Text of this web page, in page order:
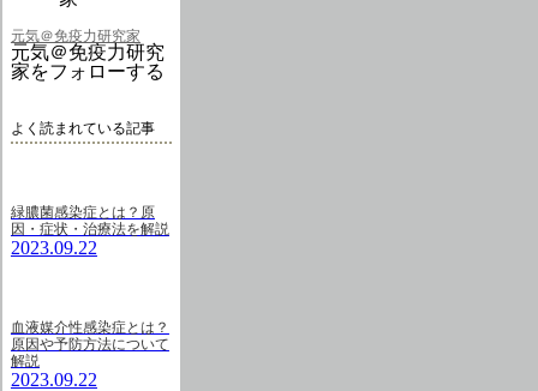
元気＠免疫力研究家
元気＠免疫力研究
家をフォローする
よく読まれている記事
緑膿菌感染症とは？原
因・症状・治療法を解説
2023.09.22
血液媒介性感染症とは？
原因や予防方法について
解説
2023.09.22